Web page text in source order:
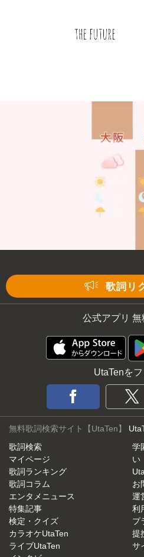
歌詞リ
公式アプリ 無
UtaTenを
無料歌詞検索サイト【UtaTen】
歌詞検索
マイページ
歌詞ランキング
歌詞コラム
エンタメニュース
特集記事
検定・クイズ
カラオケUtaTen
ライブUtaTen
学
い
お
運
利
プ
提
サ